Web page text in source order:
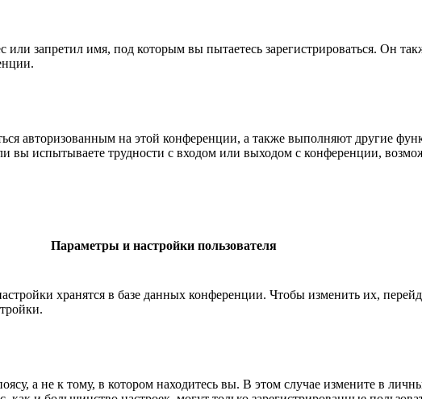
запретил имя, под которым вы пытаетесь зарегистрироваться. Он
авторизованным на этой конференции, а также выполняют другие
вы испытываете трудности с входом или выходом с конференции,
Параметры и настройки пользователя
хранятся в базе данных конференции. Чтобы изменить их,
а не к тому, в котором находитесь вы. В этом случае измените в